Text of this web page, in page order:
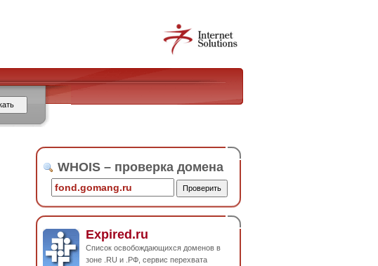
WHOIS – проверка домена
Expired.ru
Список освобождающихся доменов в
зоне .RU и .РФ, сервис перехвата